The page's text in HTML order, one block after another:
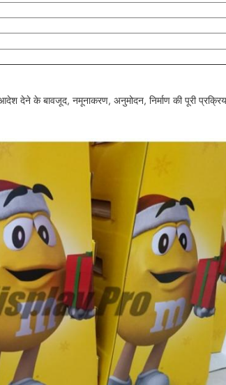
देने के बावजूद, नमूनाकरण, अनुमोदन, निर्माण की पूरी